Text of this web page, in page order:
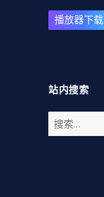
播放器下载
站内搜索
搜